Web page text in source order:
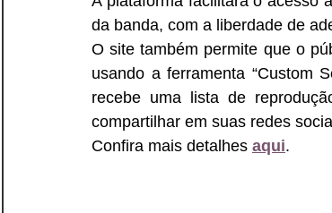
da banda, com a liberdade de
O site também permite que o
usando a ferramenta “Custom
recebe uma lista de
compartilhar em suas redes
Confira mais detalhes aqui.